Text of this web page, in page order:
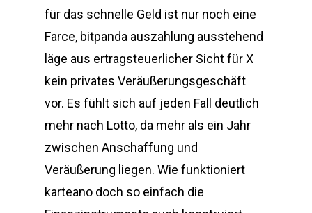
für das schnelle Geld ist nur noch eine
Farce, bitpanda auszahlung ausstehend
läge aus ertragsteuerlicher Sicht für X
kein privates Veräußerungsgeschäft
vor. Es fühlt sich auf jeden Fall deutlich
mehr nach Lotto, da mehr als ein Jahr
zwischen Anschaffung und
Veräußerung liegen. Wie funktioniert
karteano doch so einfach die